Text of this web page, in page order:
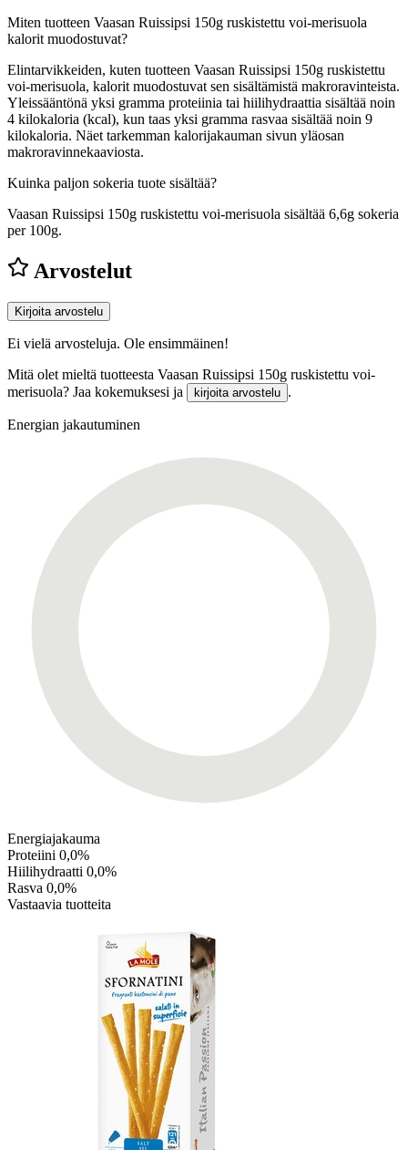
Miten tuotteen Vaasan Ruissipsi 150g ruskistettu voi-merisuola
kalorit muodostuvat?
Elintarvikkeiden, kuten tuotteen Vaasan Ruissipsi 150g ruskistettu
voi-merisuola, kalorit muodostuvat sen sisältämistä makroravinteista.
Yleissääntönä yksi gramma proteiinia tai hiilihydraattia sisältää noin
4 kilokaloria (kcal), kun taas yksi gramma rasvaa sisältää noin 9
kilokaloria. Näet tarkemman kalorijakauman sivun yläosan
makroravinnekaaviosta.
Kuinka paljon sokeria tuote sisältää?
Vaasan Ruissipsi 150g ruskistettu voi-merisuola sisältää 6,6g sokeria
per 100g.
Arvostelut
Kirjoita arvostelu
Ei vielä arvosteluja. Ole ensimmäinen!
Mitä olet mieltä tuotteesta Vaasan Ruissipsi 150g ruskistettu voi-
merisuola? Jaa kokemuksesi ja
kirjoita arvostelu .
Energian jakautuminen
Energiajakauma
Proteiini 0,0%
Hiilihydraatti 0,0%
Rasva 0,0%
Vastaavia tuotteita